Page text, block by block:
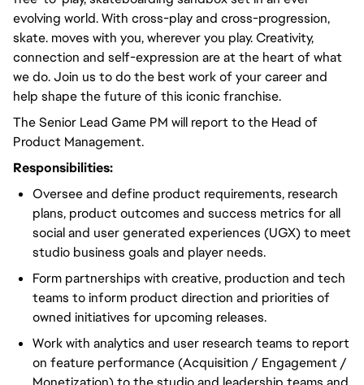
evolving world. With cross-play and cross-progression,
skate. moves with you, wherever you play. Creativity,
connection and self-expression are at the heart of what
we do. Join us to do the best work of your career and
help shape the future of this iconic franchise.
The Senior Lead Game PM will report to the Head of
Product Management.
Responsibilities:
Oversee and define product requirements, research
plans, product outcomes and success metrics for all
social and user generated experiences (UGX) to meet
studio business goals and player needs.
Form partnerships with creative, production and tech
teams to inform product direction and priorities of
owned initiatives for upcoming releases.
Work with analytics and user research teams to report
on feature performance (Acquisition / Engagement /